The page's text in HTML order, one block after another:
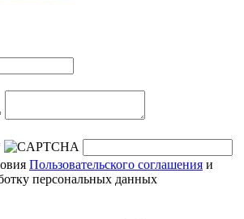
Пользовательского соглашения и
персональных данных